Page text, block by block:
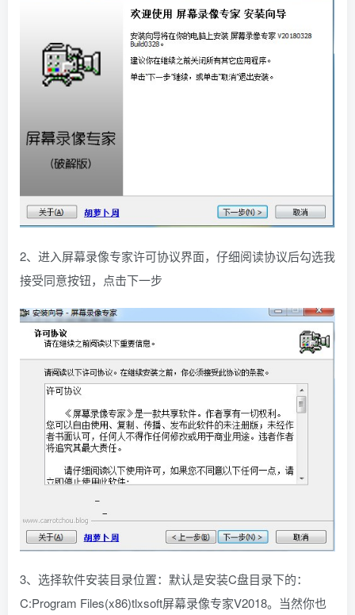
2、进入屏幕录像专家许可协议界面，仔细阅读协议后勾选我
接受同意按钮，点击下一步
3、选择软件安装目录位置：默认是安装C盘目录下的：
C:Program Files(x86)tlxsoft屏幕录像专家V2018。当然你也